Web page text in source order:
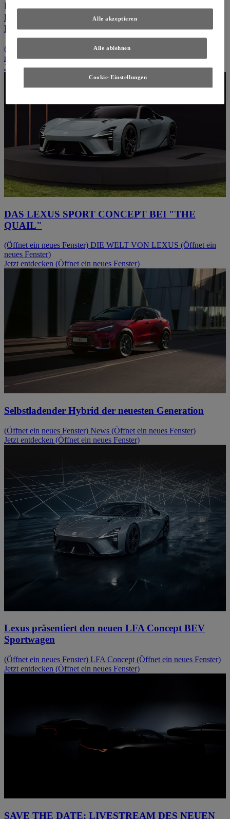
LEXUS UND DIE ATP TOUR: EINE
PARTNERSCHAFT FÜR HÖCHSTE
PERFORMANCE.
(Öffnet ein neues Fenster) LEXUS NEUIGKEITEN
neues Fenster)
Jetzt entdecken(Öffnet ein neues Fenster)
DAS LEXUS SPORT CONCEPT BEI "THE
QUAIL"
(Öffnet ein neues Fenster) DIE WELT VON LEXUS (Öffnet ein
neues Fenster)
Jetzt entdecken (Öffnet ein neues Fenster)
Selbstladender Hybrid der neuesten Generation
(Öffnet ein neues Fenster) News (Öffnet ein neues Fenster)
Jetzt entdecken (Öffnet ein neues Fenster)
Lexus präsentiert den neuen LFA Concept BEV
Sportwagen
(Öffnet ein neues Fenster) LFA Concept (Öffnet ein neues Fenster)
Jetzt entdecken (Öffnet ein neues Fenster)
SAVE THE DATE: LIVESTREAM DES NEUEN
Cookie-Einstellungen
Alle ablehnen
Alle akzeptieren